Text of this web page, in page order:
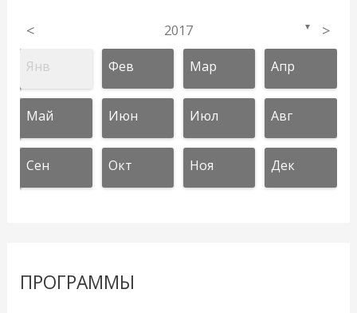
< 2017 ▼ >
Янв Фев Мар Апр
Май Июн Июл Авг
Сен Окт Ноя Дек
ПРОГРАММЫ